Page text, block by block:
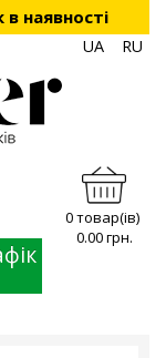
наявності
UA RU
0 товар(ів)
0.00 грн.